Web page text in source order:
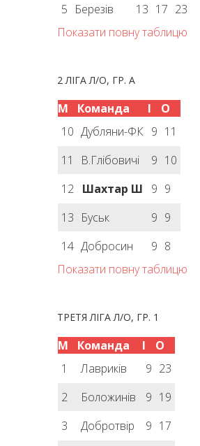
5 Березів 13 17 23
Показати повну таблицю
2 ЛІГА Л/О, ГР. А
М Команда І
О
10 Дубляни-ФК 9 11
11
В.Глібовичі 9 10
12 Шахтар Ш 9 9
13 Буськ 9 9
14 Добросин 9 8
Показати повну таблицю
ТРЕТЯ ЛІГА Л/О, ГР. 1
М Команда І
О
1
Лавриків 9 23
2
Боложинів 9 19
3
Добротвір 9 17